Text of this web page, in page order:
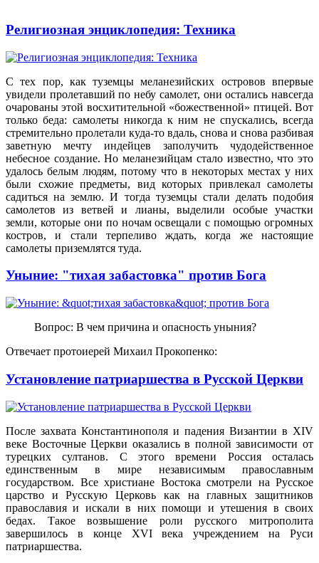
Религиозная энциклопедия: Техника
С тех пор, как туземцы меланезийских островов впервые
увидели пролетавший по небу самолет, они остались навсегда
очарованы этой восхитительной «божественной» птицей. Вот
только беда: самолеты никогда к ним не спускались, всегда
стремительно пролетали куда-то вдаль, снова и снова разбивая
заветную мечту индейцев заполучить чудодейственное
небесное создание. Но меланезийцам стало известно, что это
удалось белым людям, потому что в некоторых местах у них
были схожие предметы, вид которых привлекал самолеты
садиться на землю. И тогда туземцы стали делать подобия
самолетов из ветвей и лианы, выделили особые участки
земли, которые они по ночам освещали с помощью огромных
костров, и стали терпеливо ждать, когда же настоящие
самолеты приземлятся туда.
Уныние: "тихая забастовка" против Бога
Вопрос: В чем причина и опасность уныния?
Отвечает протоиерей Михаил Прокопенко:
Установление патриаршества в Русской Церкви
После захвата Константинополя и падения Византии в XIV
веке Восточные Церкви оказались в полной зависимости от
турецких султанов. С этого времени Россия осталась
единственным в мире независимым православным
государством. Все христиане Востока смотрели на Русское
царство и Русскую Церковь как на главных защитников
православия и искали в них помощи и утешения в своих
бедах. Такое возвышение роли русского митрополита
завершилось в конце XVI века учреждением на Руси
патриаршества.